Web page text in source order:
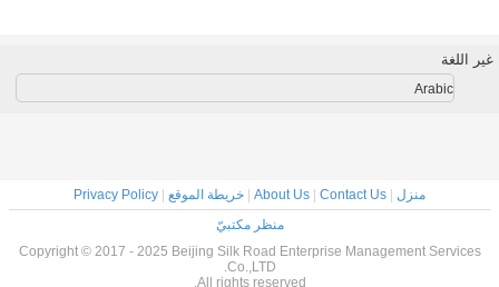
غير اللغة
Arabic
منزل About Us Contact Us خريطة الموقع
Privacy Policy
منظر مكتبيّ
Copyright © 2017 - 2025 Beijing Silk Road Enterprise Management Services
Co.,LTD.
All rights reserved.